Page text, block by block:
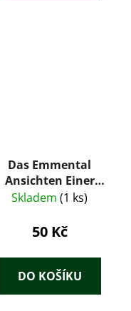
Das Emmental
Ansichten Einer
Region
Skladem (1 ks)
50 Kč
DO KOŠÍKU